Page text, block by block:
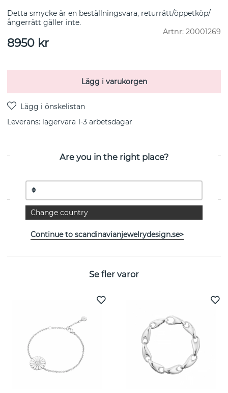
Detta smycke är en beställningsvara, returrätt/öppetköp/
ångerrätt gäller inte.
Artnr: 20001269
8950 kr
Lägg i varukorgen
Leverans: lagervara 1-3 arbetsdagar
Från danska Georg Jensen
EGENSKAPER
Kollektion: GJ SIGNATURE
Se fler varor
Are you in the right place?
Change country
Continue to scandinavianjewelrydesign.se>